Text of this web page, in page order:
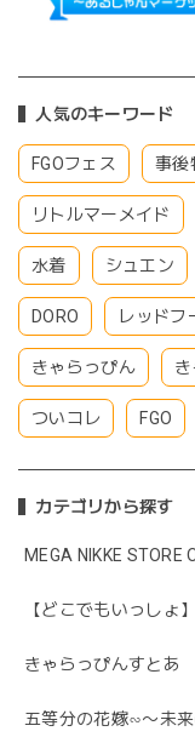
人気のキーワード
FGOフェス 事後
リトルマーメイド
水着 シュエン
DORO レッドフ
きゃらっぴん
ついコレ FGO
カテゴリから探す
MEGA NIKKE STORE
【どこでもいっし
きゃらっぴんすとあ
五等分の花嫁∽〜未